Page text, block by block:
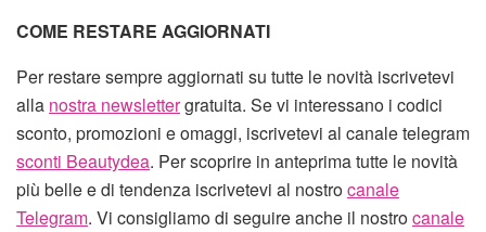
COME RESTARE AGGIORNATI
Per restare sempre aggiornati su tutte le novità iscrivetevi
alla nostra newslettergratuita. Se vi interessano i codici
sconto, promozioni e omaggi, iscrivetevi al canale telegram
sconti Beautydea. Per scoprire in anteprima tutte le novità
più belle e di tendenza iscrivetevi al nostrocanale
Telegram. Vi consigliamo di seguire anche il nostrocanale